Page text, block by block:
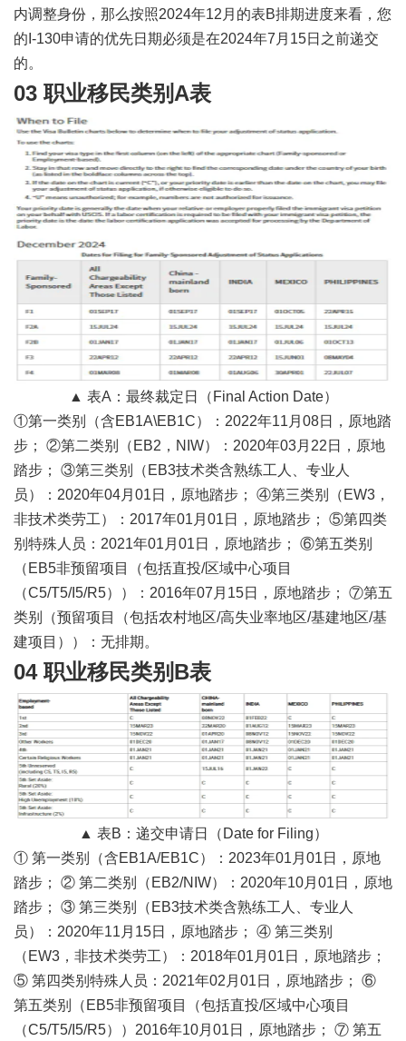
内调整身份，那么按照2024年12月的表B排期进度来看，您
的I-130申请的优先日期必须是在2024年7月15日之前递交
的。
03 职业移民类别A表
▲ 表A：最终裁定日（Final Action Date）
①第一类别（含EB1A\EB1C）：2022年11月08日，原地踏
步； ②第二类别（EB2，NIW）：2020年03月22日，原地
踏步； ③第三类别（EB3技术类含熟练工人、专业人
员）：2020年04月01日，原地踏步； ④第三类别（EW3，
非技术类劳工）：2017年01月01日，原地踏步； ⑤第四类
别特殊人员：2021年01月01日，原地踏步； ⑥第五类别
（EB5非预留项目（包括直投/区域中心项目
（C5/T5/I5/R5））：2016年07月15日，原地踏步； ⑦第五
类别（预留项目（包括农村地区/高失业率地区/基建地区/基
建项目））：无排期。
04 职业移民类别B表
▲ 表B：递交申请日（Date for Filing）
① 第一类别（含EB1A/EB1C）：2023年01月01日，原地
踏步； ② 第二类别（EB2/NIW）：2020年10月01日，原地
踏步； ③ 第三类别（EB3技术类含熟练工人、专业人
员）：2020年11月15日，原地踏步； ④ 第三类别
（EW3，非技术类劳工）：2018年01月01日，原地踏步；
⑤ 第四类别特殊人员：2021年02月01日，原地踏步； ⑥
第五类别（EB5非预留项目（包括直投/区域中心项目
（C5/T5/I5/R5））2016年10月01日，原地踏步； ⑦ 第五